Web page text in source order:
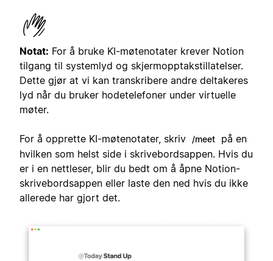
Notat: For å bruke KI-møtenotater krever Notion
tilgang til systemlyd og skjermopptakstillatelser.
Dette gjør at vi kan transkribere andre deltakeres
lyd når du bruker hodetelefoner under virtuelle
møter.
For å opprette KI-møtenotater, skriv /meet
på en
hvilken som helst side i skrivebordsappen. Hvis du
er i en nettleser, blir du bedt om å åpne Notion-
skrivebordsappen eller laste den ned hvis du ikke
allerede har gjort det.